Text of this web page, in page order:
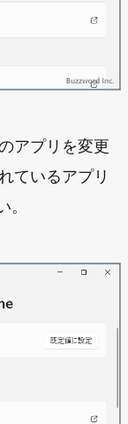
アプリを変更
ているアプリ
。